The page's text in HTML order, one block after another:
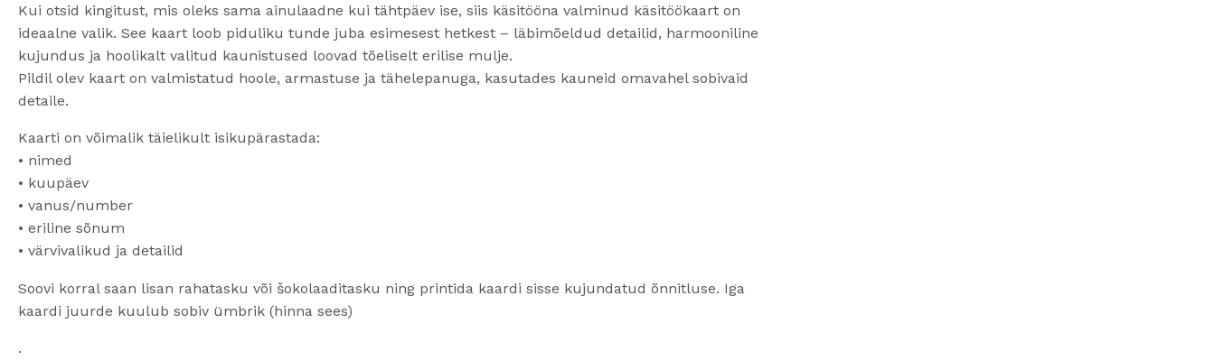
Kui otsid kingitust, mis oleks sama ainulaadne kui tähtpäev ise, siis käsitööna valminud käsitöökaart on
ideaalne valik. See kaart loob piduliku tunde juba esimesest hetkest – läbimõeldud detailid, harmooniline
kujundus ja hoolikalt valitud kaunistused loovad tõeliselt erilise mulje.
Pildil olev kaart on valmistatud hoole, armastuse ja tähelepanuga, kasutades kauneid omavahel sobivaid
detaile.
Kaarti on võimalik täielikult isikupärastada:
• nimed
• kuupäev
• vanus/number
• eriline sõnum
• värvivalikud ja detailid
Soovi korral saan lisan rahatasku või šokolaaditasku ning printida kaardi sisse kujundatud õnnitluse. Iga
kaardi juurde kuulub sobiv ümbrik (hinna sees)
.